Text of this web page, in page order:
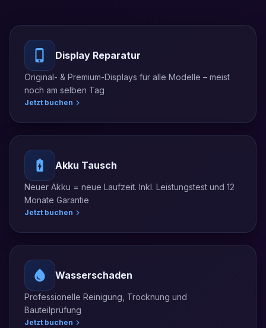
Display Reparatur
Original- & Premium-Displays für alle Modelle – meist
noch am selben Tag
Jetzt buchen
Akku Tausch
Neuer Akku = neue Laufzeit. Inkl. Leistungstest und 12
Monate Garantie
Jetzt buchen
Wasserschaden
Professionelle Reinigung, Trocknung und
Bauteilprüfung
Jetzt buchen